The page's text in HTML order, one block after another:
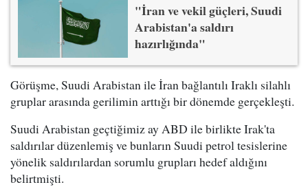
"İran ve vekil güçleri, Suudi
Arabistan'a saldırı
hazırlığında"
Görüşme, Suudi Arabistan ile İran bağlantılı Iraklı silahlı
gruplar arasında gerilimin arttığı bir dönemde gerçekleşti.
Suudi Arabistan geçtiğimiz ay ABD ile birlikte Irak'ta
saldırılar düzenlemiş ve bunların Suudi petrol tesislerine
yönelik saldırılardan sorumlu grupları hedef aldığını
belirtmişti.